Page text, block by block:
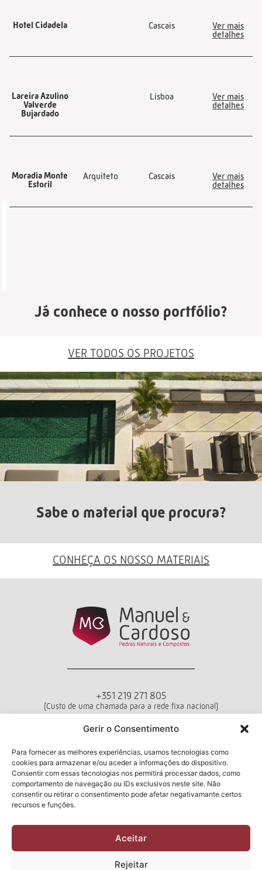
Gerir o Consentimento
Para fornecer as melhores experiências, usamos tecnologias como
cookies para armazenar e/ou aceder a informações do dispositivo.
Consentir com essas tecnologias nos permitirá processar dados, como
comportamento de navegação ou IDs exclusivos neste site. Não
consentir ou retirar o consentimento pode afetar negativamante certos
recursos e funções.
Aceitar
Rejeitar
Hotel Cidadela Cascais
Ver mais
detalhes
Lareira Azulino
Valverde
Bujardado
Lisboa
Ver mais
detalhes
Moradia Monte
Estoril
Arquiteto Cascais
Ver mais
detalhes
Já conhece o nosso portfólio?
VER TODOS OS PROJETOS
Sabe o material que procura?
CONHEÇA OS NOSSO MATERIAIS
+351 219 271 805
(Custo de uma chamada para a rede fixa nacional)
Departamento de Vendas
Seg - Sex das 10h00 às 18h00
Termos e Condições Política de Privacidade Livro de Reclamações
Política de Privacidade